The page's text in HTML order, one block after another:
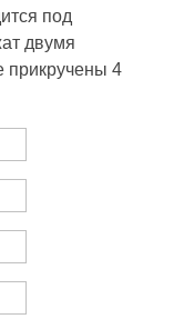
под
двумя
прикручены 4